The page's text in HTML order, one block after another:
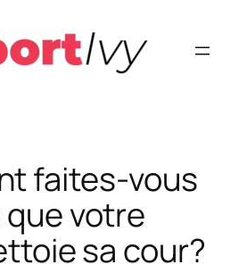
faites-vous
votre
sa cour?